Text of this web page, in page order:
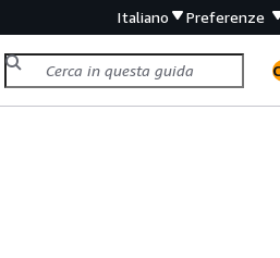
Italiano Preferenze